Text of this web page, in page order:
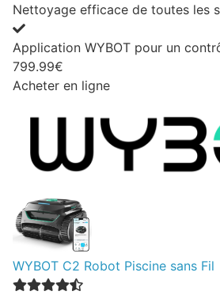
Nettoyage efficace de toutes les
Application WYBOT pour un
799.99€
Acheter en ligne
WYBOT C2 Robot Piscine sans Fil